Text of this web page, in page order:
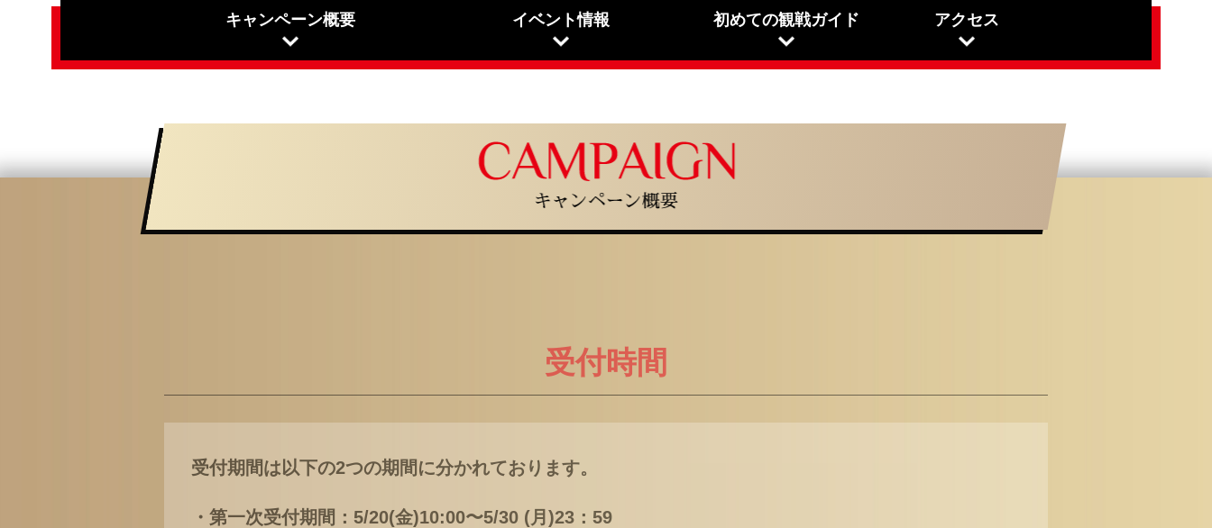
キャンペーン概要 イベント情報 初めての観戦ガイド アクセス
受付時間
受付期間は以下の2つの期間に分かれております。
・第一次受付期間：5/20(金)10:00〜5/30 (月)23：59